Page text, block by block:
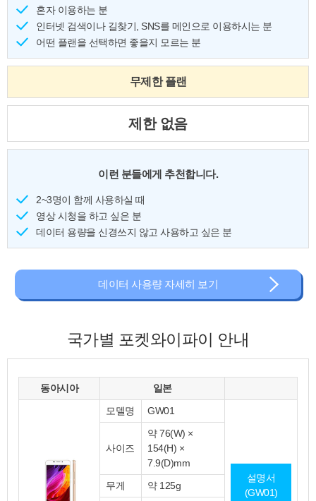
혼자 이용하는 분
인터넷 검색이나 길찾기, SNS를 메인으로 이용하시는 분
어떤 플랜을 선택하면 좋을지 모르는 분
무제한 플랜
제한 없음
이런 분들에게 추천합니다.
2~3명이 함께 사용하실 때
영상 시청을 하고 싶은 분
데이터 용량을 신경쓰지 않고 사용하고 싶은 분
데이터 사용량 자세히 보기
국가별 포켓와이파이 안내
동아시아
일본
모델명
GW01
설명서
(GW01)
사이즈
약 76(W) ×
154(H) ×
7.9(D)mm
무게
약 125g